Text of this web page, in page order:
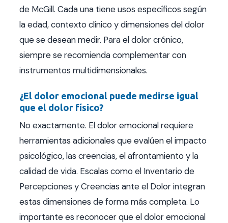
de McGill. Cada una tiene usos específicos según
la edad, contexto clínico y dimensiones del dolor
que se desean medir. Para el dolor crónico,
siempre se recomienda complementar con
instrumentos multidimensionales.
¿El dolor emocional puede medirse igual
que el dolor físico?
No exactamente. El dolor emocional requiere
herramientas adicionales que evalúen el impacto
psicológico, las creencias, el afrontamiento y la
calidad de vida. Escalas como el Inventario de
Percepciones y Creencias ante el Dolor integran
estas dimensiones de forma más completa. Lo
importante es reconocer que el dolor emocional